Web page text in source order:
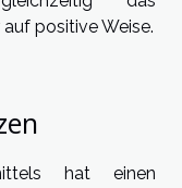
positive Weise.
hat einen